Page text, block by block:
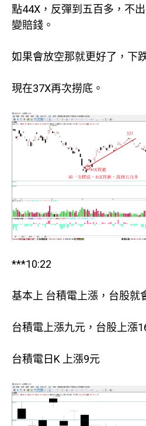
點44X，反彈到五百多，不
變賠錢。
如果會放空那就更好了，下
現在37X再次撈底。
***10:22
基本上 台積電上漲，台股就
台積電上漲九元，台股上漲
台積電日K 上漲9元